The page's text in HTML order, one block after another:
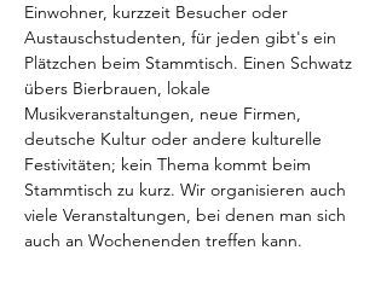
Einwohner, kurzzeit Besucher oder
Austauschstudenten, für jeden gibt's ein
Plätzchen beim Stammtisch. Einen Schwatz
übers Bierbrauen, lokale
Musikveranstaltungen, neue Firmen,
deutsche Kultur oder andere kulturelle
Festivitäten; kein Thema kommt beim
Stammtisch zu kurz. Wir organisieren auch
viele Veranstaltungen, bei denen man sich
auch an Wochenenden treffen kann.